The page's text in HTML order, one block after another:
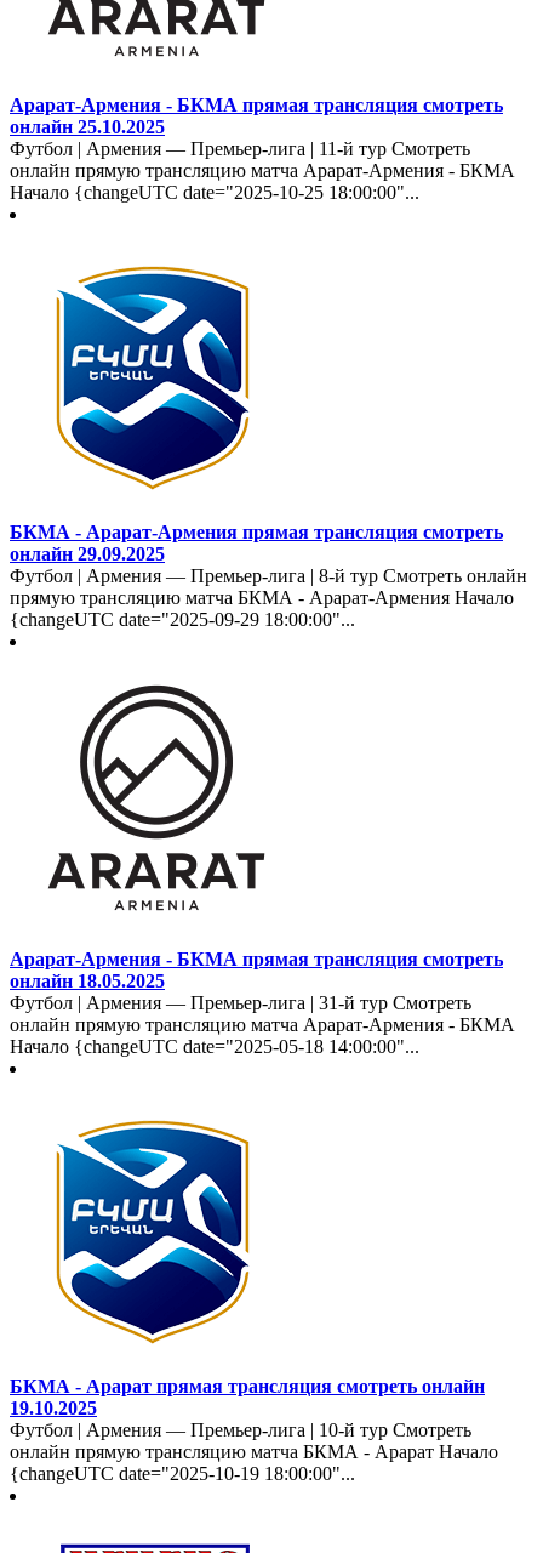
Арарат-Армения - БКМА прямая трансляция смотреть
онлайн 25.10.2025
Футбол | Армения — Премьер-лига | 11-й тур Смотреть
онлайн прямую трансляцию матча Арарат-Армения - БКМА
Начало {changeUTC date="2025-10-25 18:00:00"...
БКМА - Арарат-Армения прямая трансляция смотреть
онлайн 29.09.2025
Футбол | Армения — Премьер-лига | 8-й тур Смотреть онлайн
прямую трансляцию матча БКМА - Арарат-Армения Начало
{changeUTC date="2025-09-29 18:00:00"...
Арарат-Армения - БКМА прямая трансляция смотреть
онлайн 18.05.2025
Футбол | Армения — Премьер-лига | 31-й тур Смотреть
онлайн прямую трансляцию матча Арарат-Армения - БКМА
Начало {changeUTC date="2025-05-18 14:00:00"...
БКМА - Арарат прямая трансляция смотреть онлайн
19.10.2025
Футбол | Армения — Премьер-лига | 10-й тур Смотреть
онлайн прямую трансляцию матча БКМА - Арарат Начало
{changeUTC date="2025-10-19 18:00:00"...